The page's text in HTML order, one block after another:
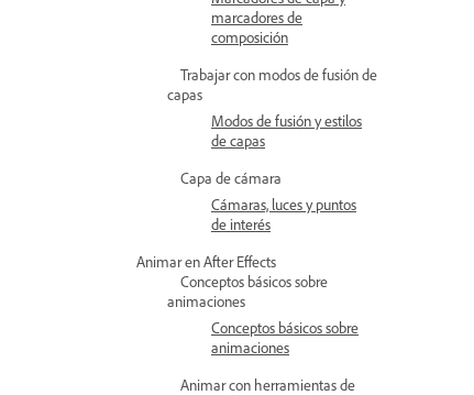
marcadores de
composición
Trabajar con modos de fusión de
capas
Modos de fusión y estilos
de capas
Capa de cámara
Cámaras, luces y puntos
de interés
Animar en After Effects
Conceptos básicos sobre
animaciones
Conceptos básicos sobre
animaciones
Animar con herramientas de